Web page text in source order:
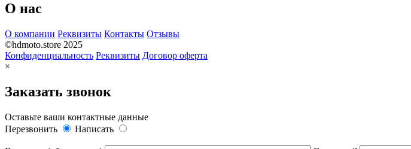
О нас
О компании Реквизиты Контакты Отзывы
©hdmoto.store 2025
Конфиденциальность Реквизиты Договор оферта
×
Заказать звонок
Оставьте ваши контактные данные
Перезвонить
Написать